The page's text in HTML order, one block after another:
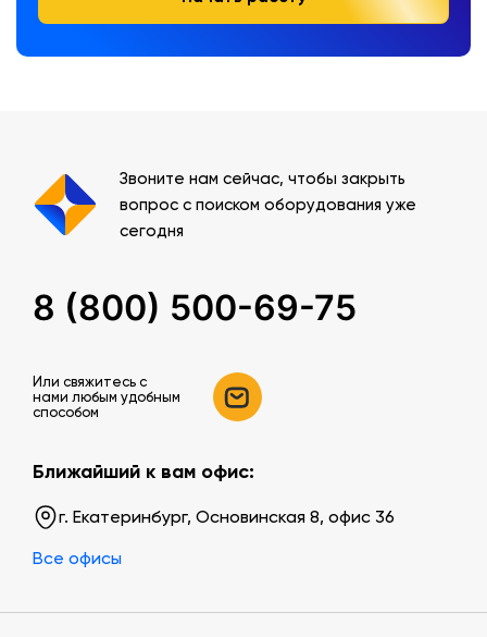
Звоните нам сейчас, чтобы закрыть
вопрос с поиском оборудования уже
сегодня
8 (800) 500-69-75
Или свяжитесь c
нами любым удобным
способом
Ближайший к вам офис:
г. Екатеринбург, Основинская 8, офис 36
Все офисы